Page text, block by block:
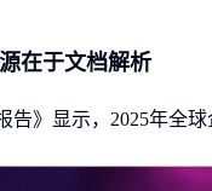
在于文档解析
告》显示，2025年全